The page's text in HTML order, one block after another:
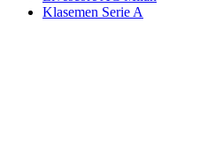
Klasemen Serie A